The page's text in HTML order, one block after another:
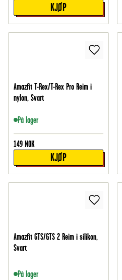
KJØP
Amazfit T-Rex/T-Rex Pro Reim i
nylon, Svart
På lager
149 NOK
KJØP
Amazfit GTS/GTS 2 Reim i silikon,
Svart
På lager